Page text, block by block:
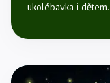
ukolébavka i dětem.